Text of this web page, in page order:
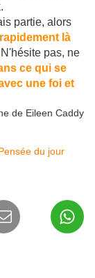
partie, alors
là
N'hésite pas, ne
ce qui se
une foi et
de Eileen Caddy
du jour